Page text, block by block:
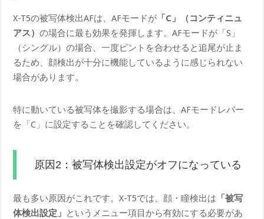
X-T5の被写体検出AFは、AFモードが 「C」（コンティニュ
アス）の場合に最も効果を発揮します。AFモードが「S」
（シングル）の場合、一度ピントを合わせると追尾が止ま
るため、顔検出が十分に機能しているように感じられない
場合があります。
特に動いている被写体を撮影する場合は、AFモードレバー
を「C」に設定することを確認してください。
原因2：被写体検出設定がオフになっている
最も多い原因がこれです。X-T5では、顔・瞳検出は 「被写
体検出設定」 というメニュー項目から有効にする必要があ